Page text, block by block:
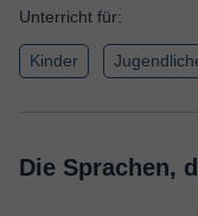
Unterricht für:
Kinder
Die Sprachen,